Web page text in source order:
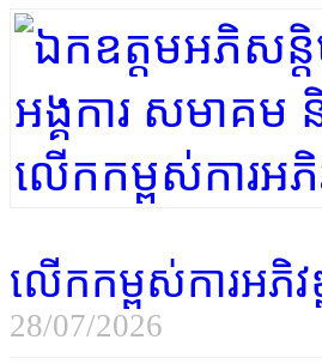
លើកកម្ពស់ការអភិវ
28/07/2026